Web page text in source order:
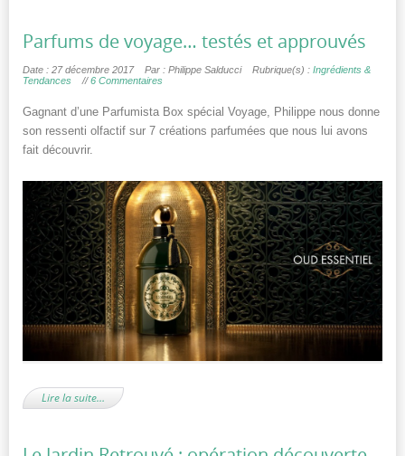
Parfums de voyage… testés et approuvés
Date : 27 décembre 2017 Par : Philippe Salducci Rubrique(s) : Ingrédients &
Tendances
//6 Commentaires
Gagnant d’une Parfumista Box spécial Voyage, Philippe nous donne
son ressenti olfactif sur 7 créations parfumées que nous lui avons
fait découvrir.
Lire la suite…